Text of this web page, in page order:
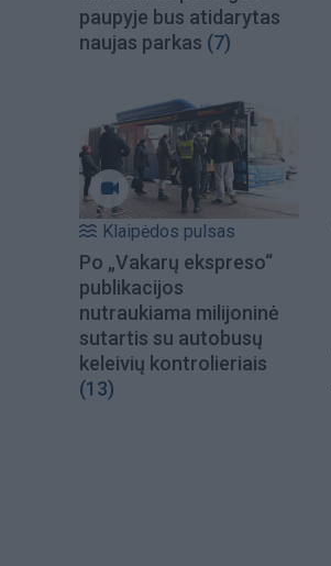
paupyje bus atidarytas
naujas parkas (7)
Klaipėdos pulsas
Po „Vakarų ekspreso“
publikacijos
nutraukiama milijoninė
sutartis su autobusų
keleivių kontrolieriais
(13)